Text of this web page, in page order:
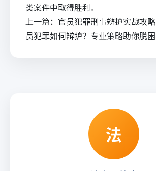
类案件中取得胜利。
上一篇： 官员犯罪刑事辩护实战攻略
员犯罪如何辩护？专业策略助你脱困
法